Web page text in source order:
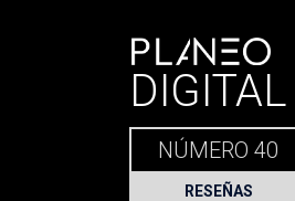
Portada» Planeo Hoy
PLANEO
DIGITAL
NÚMERO 40
RESEÑAS